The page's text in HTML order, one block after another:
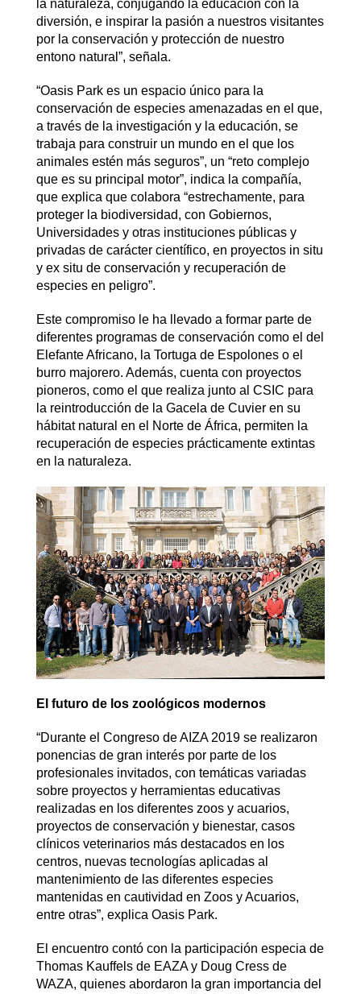
la naturaleza, conjugando la educación con la
diversión, e inspirar la pasión a nuestros visitantes
por la conservación y protección de nuestro
entono natural”, señala.
“Oasis Park es un espacio único para la
conservación de especies amenazadas en el que,
a través de la investigación y la educación, se
trabaja para construir un mundo en el que los
animales estén más seguros”, un “reto complejo
que es su principal motor”, indica la compañía,
que explica que colabora “estrechamente, para
proteger la biodiversidad, con Gobiernos,
Universidades y otras instituciones públicas y
privadas de carácter científico, en proyectos in situ
y ex situ de conservación y recuperación de
especies en peligro”.
Este compromiso le ha llevado a formar parte de
diferentes programas de conservación como el del
Elefante Africano, la Tortuga de Espolones o el
burro majorero. Además, cuenta con proyectos
pioneros, como el que realiza junto al CSIC para
la reintroducción de la Gacela de Cuvier en su
hábitat natural en el Norte de África, permiten la
recuperación de especies prácticamente extintas
en la naturaleza.
El futuro de los zoológicos modernos
“Durante el Congreso de AIZA 2019 se realizaron
ponencias de gran interés por parte de los
profesionales invitados, con temáticas variadas
sobre proyectos y herramientas educativas
realizadas en los diferentes zoos y acuarios,
proyectos de conservación y bienestar, casos
clínicos veterinarios más destacados en los
centros, nuevas tecnologías aplicadas al
mantenimiento de las diferentes especies
mantenidas en cautividad en Zoos y Acuarios,
entre otras”, explica Oasis Park.
El encuentro contó con la participación especia de
Thomas Kauffels de EAZA y Doug Cress de
WAZA, quienes abordaron la gran importancia del